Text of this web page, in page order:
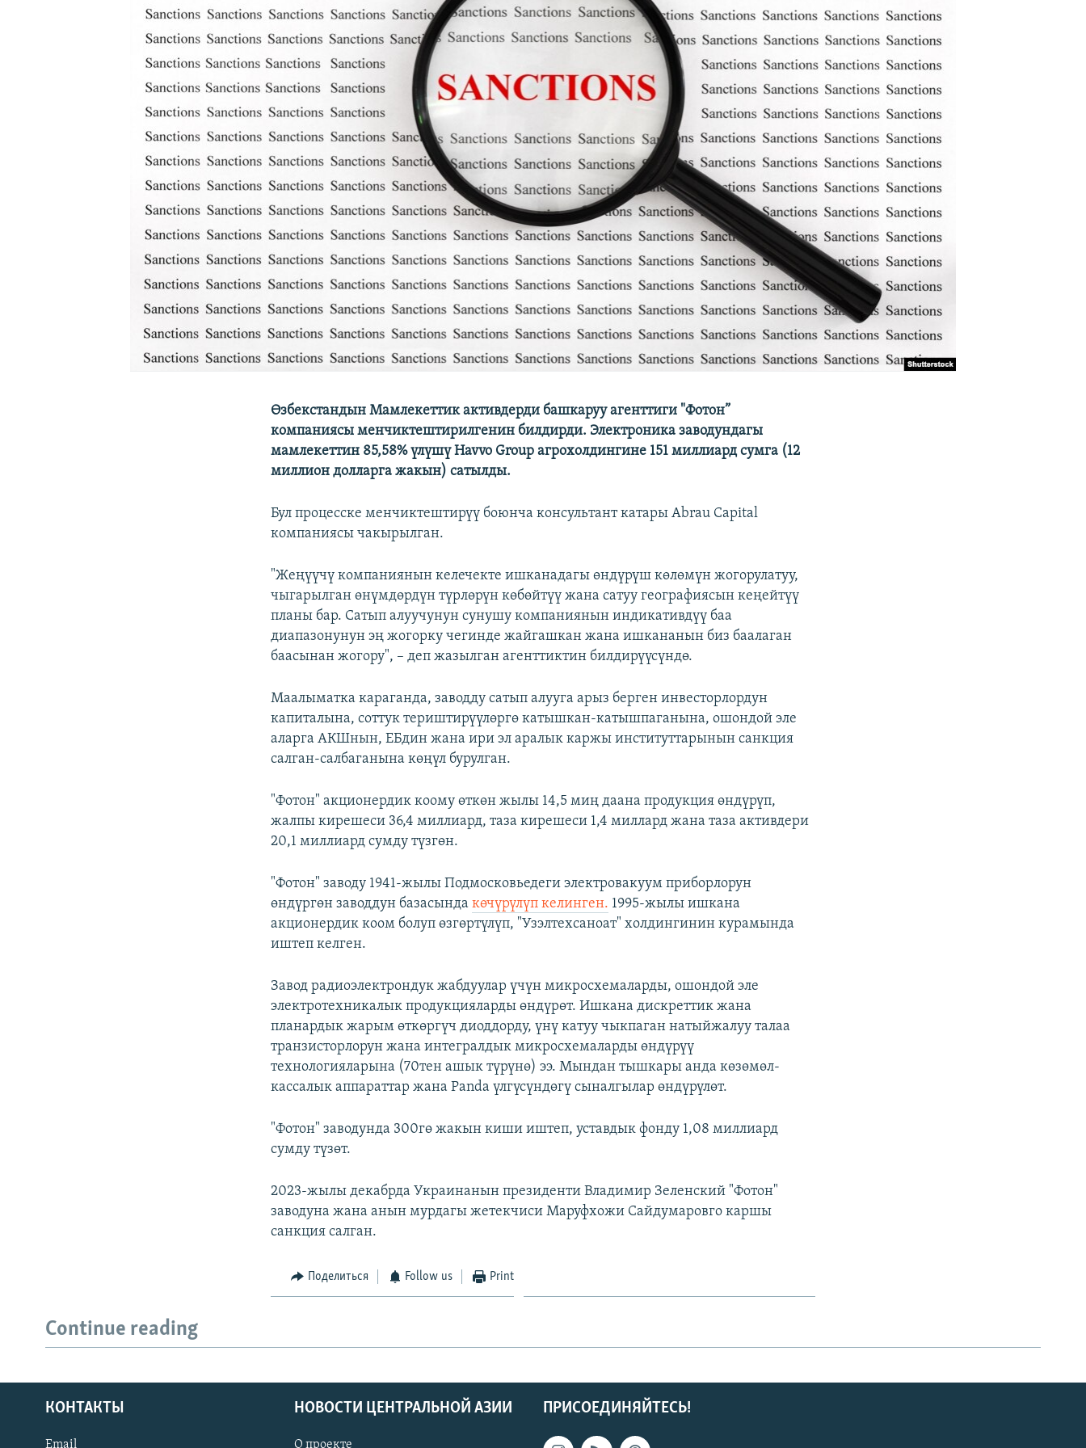
Өзбекстандын Мамлекеттик активдерди башкаруу агенттиги "Фотон”
компаниясы менчиктештирилгенин билдирди. Электроника заводундагы
мамлекеттин 85,58% үлүшү Havvo Group агрохолдингине 151 миллиард сумга (12
миллион долларга жакын) сатылды.
Бул процесске менчиктештирүү боюнча консультант катары Abrau Capital
компаниясы чакырылган.
"Жеңүүчү компаниянын келечекте ишканадагы өндүрүш көлөмүн жогорулатуу,
чыгарылган өнүмдөрдүн түрлөрүн көбөйтүү жана сатуу географиясын кеңейтүү
планы бар. Сатып алуучунун сунушу компаниянын индикативдүү баа
диапазонунун эң жогорку чегинде жайгашкан жана ишкананын биз баалаган
баасынан жогору", – деп жазылган агенттиктин билдирүүсүндө.
Маалыматка караганда, заводду сатып алууга арыз берген инвесторлордун
капиталына, соттук териштирүүлөргө катышкан-катышпаганына, ошондой эле
аларга АКШнын, ЕБдин жана ири эл аралык каржы институттарынын санкция
салган-салбаганына көңүл бурулган.
"Фотон" акционердик коому өткөн жылы 14,5 миң даана продукция өндүрүп,
жалпы кирешеси 36,4 миллиард, таза кирешеси 1,4 миллард жана таза активдери
20,1 миллиард сумду түзгөн.
"Фотон" заводу 1941-жылы Подмосковьедеги электровакуум приборлорун
өндүргөн заводдун базасындакөчүрүлүп келинген. 1995-жылы ишкана
акционердик коом болуп өзгөртүлүп, "Узэлтехсаноат" холдингинин курамында
иштеп келген.
Завод радиоэлектрондук жабдуулар үчүн микросхемаларды, ошондой эле
электротехникалык продукцияларды өндүрөт. Ишкана дискреттик жана
планардык жарым өткөргүч диоддорду, үнү катуу чыкпаган натыйжалуу талаа
транзисторлорун жана интегралдык микросхемаларды өндүрүү
технологияларына (70тен ашык түрүнө) ээ. Мындан тышкары анда көзөмөл-
кассалык аппараттар жана Panda үлгүсүндөгү сыналгылар өндүрүлөт.
"Фотон" заводунда 300гө жакын киши иштеп, уставдык фонду 1,08 миллиард
сумду түзөт.
2023-жылы декабрда Украинанын президенти Владимир Зеленский "Фотон"
заводуна жана анын мурдагы жетекчиси Маруфхожи Сайдумаровго каршы
санкция салган.
Поделиться Follow us Print
Continue reading
ПРИСОЕДИНЯЙТЕСЬ!
КОНТАКТЫ
Email
НОВОСТИ ЦЕНТРАЛЬНОЙ АЗИИ
О проекте